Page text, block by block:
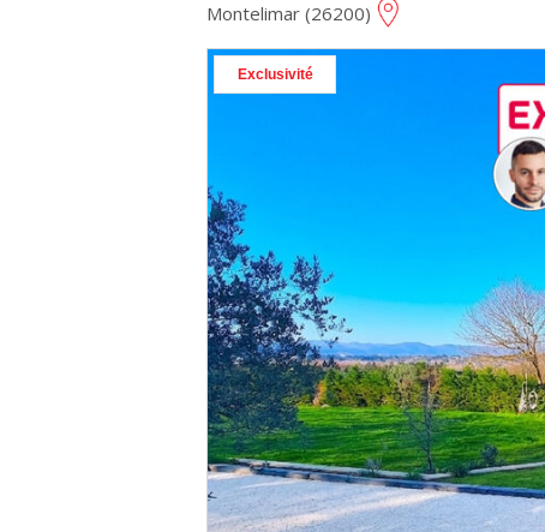
Montelimar (26200)
Exclusivité